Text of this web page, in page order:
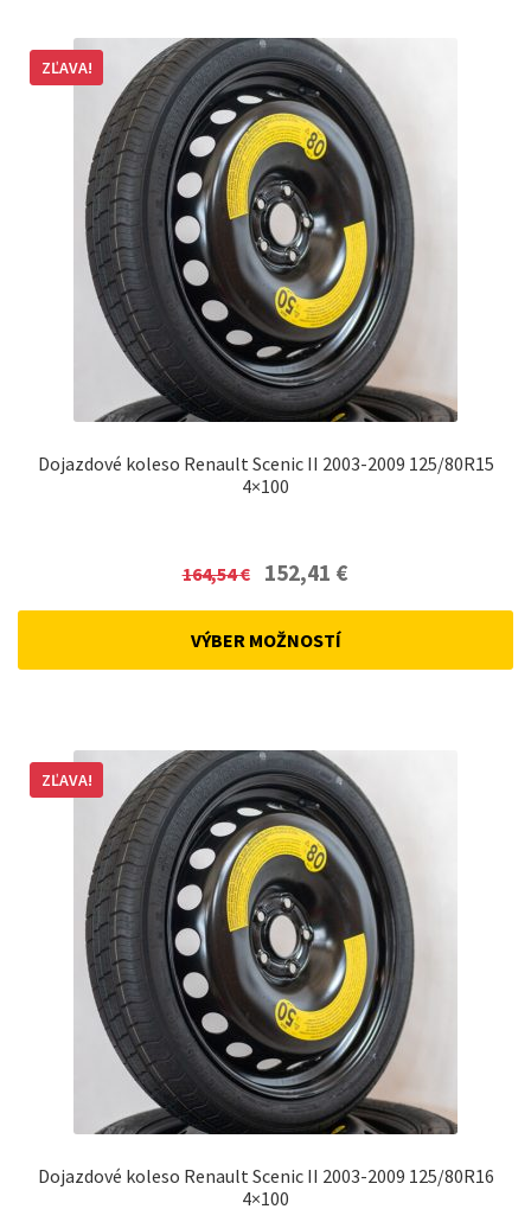
Dojazdové koleso Renault Scenic II 2003-2009 125/80R15
4×100
ZĽAVA!
164,54€ Original
was:
152,41 €
VÝBER MOŽNOSTÍ
Dojazdové koleso Renault Scenic II 2003-2009 125/80R16
4×100
ZĽAVA!